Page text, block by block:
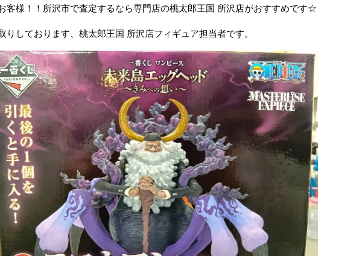
客様！！所沢市で査定するなら専門店の桃太郎王国 所沢店がおすすめです☆
りしております、桃太郎王国 所沢店フィギュア担当者です。